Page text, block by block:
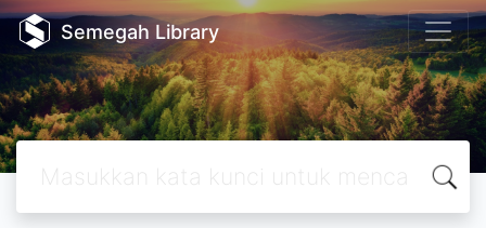
Semegah Library